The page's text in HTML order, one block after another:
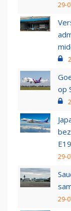
29-
op
29-
29-